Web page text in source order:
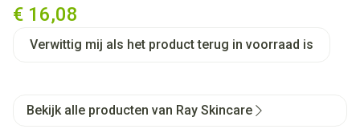
€ 16,08
Verwittig mij als het product terug in voorraad is
Bekijk alle producten van Ray Skincare